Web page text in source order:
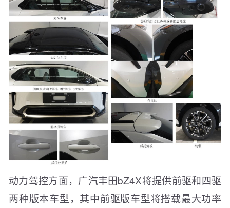
动力驾控方面，广汽丰田bZ4X将提供前驱和四驱
两种版本车型，其中前驱版车型将搭载最大功率